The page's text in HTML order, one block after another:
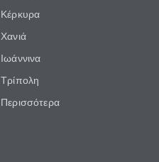
Κέρκυρα
Χανιά
Ιωάννινα
Τρίπολη
Περισσότερα